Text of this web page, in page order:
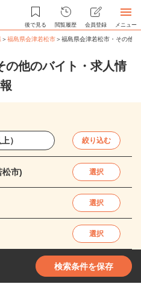
後で見る 閲覧履歴 会員登録 メニュー
＞福島県会津若松市＞福島県会津若松市・その他
の他のバイト・求人情
報
絞り込む
松市) 選択
選択
選択
検索条件を保存